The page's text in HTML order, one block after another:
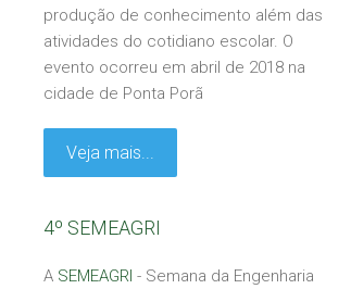
produção de conhecimento além das
atividades do cotidiano escolar. O
evento ocorreu em abril de 2018 na
cidade de Ponta Porã
Veja mais...
4º SEMEAGRI
A SEMEAGRI - Semana da Engenharia